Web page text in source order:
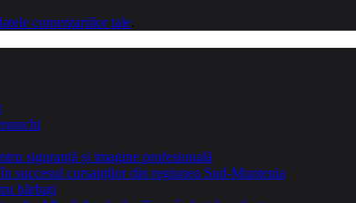
comentariilor tale
siguranță și imagine profesională
succesul cursanților din regiunea Sud-Muntenia
bărbați